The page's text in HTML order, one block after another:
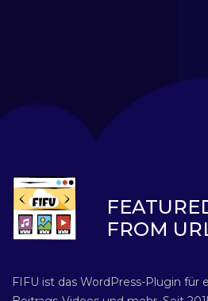
FROM
FIFU ist das WordPress-Plugin für